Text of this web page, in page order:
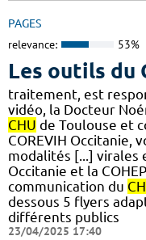
PAGES
relevance: 53%
Les outils du
traitement, est
vidéo, la Docteur
CHU de Toulouse et
COREVIH Occitanie,
modalités [...] virales
Occitanie et la
communication du
dessous 5 flyers
différents publics
23/04/2025 17:40